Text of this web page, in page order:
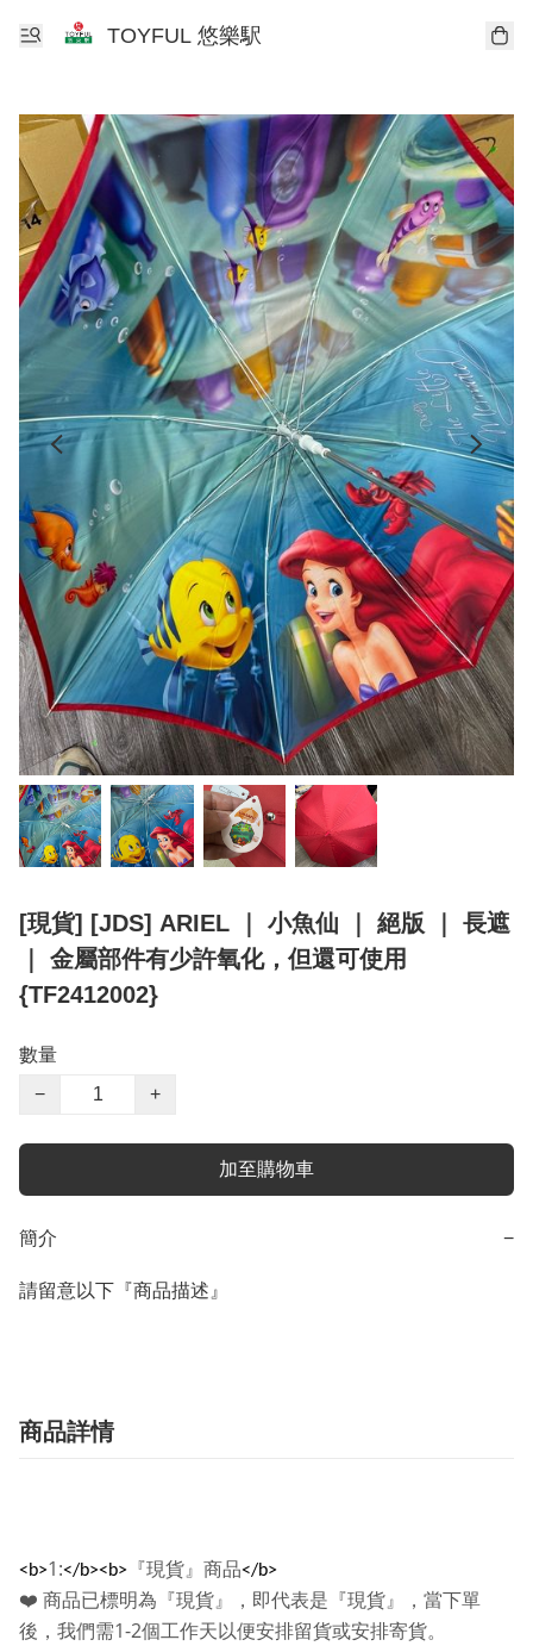
TOYFUL 悠樂駅
[現貨] [JDS] ARIEL ｜ 小魚仙 ｜ 絕版 ｜ 長遮
｜ 金屬部件有少許氧化，但還可使用
{TF2412002}
數量
−
+
加至購物車
簡介 −
請留意以下『商品描述』
商品詳情
<b>1:</b><b> 『現貨』商品</b>
❤️ 商品已標明為『現貨』，即代表是『現貨』，當下單
後，我們需1-2個工作天以便安排留貨或安排寄貨。